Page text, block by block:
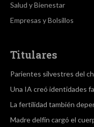
Salud y Bienestar
Empresas y Bolsillos
Titulares
Parientes silvestres del
Una IA creó identidades
La fertilidad también
Madre delfín cargó el